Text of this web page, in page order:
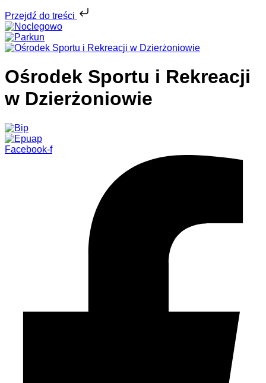
Przejdź do treści
Ośrodek Sportu i Rekreacji
w Dzierżoniowie
Facebook-f